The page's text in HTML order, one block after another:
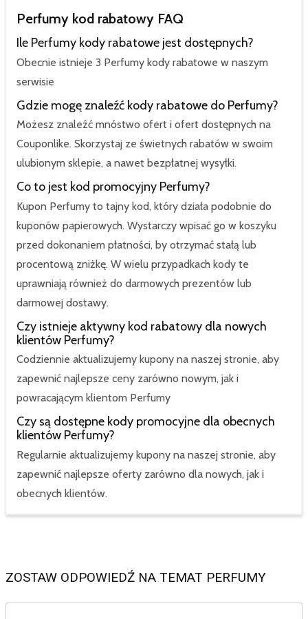
Perfumy kod rabatowy FAQ
Ile Perfumy kody rabatowe jest dostępnych?
Obecnie istnieje 3 Perfumy kody rabatowe w naszym
serwisie
Gdzie mogę znaleźć kody rabatowe do Perfumy?
Możesz znaleźć mnóstwo ofert i ofert dostępnych na
Couponlike. Skorzystaj ze świetnych rabatów w swoim
ulubionym sklepie, a nawet bezpłatnej wysyłki.
Co to jest kod promocyjny Perfumy?
Kupon Perfumy to tajny kod, który działa podobnie do
kuponów papierowych. Wystarczy wpisać go w koszyku
przed dokonaniem płatności, by otrzymać stałą lub
procentową zniżkę. W wielu przypadkach kody te
uprawniają również do darmowych prezentów lub
darmowej dostawy.
Czy istnieje aktywny kod rabatowy dla nowych
klientów Perfumy?
Codziennie aktualizujemy kupony na naszej stronie, aby
zapewnić najlepsze ceny zarówno nowym, jak i
powracającym klientom Perfumy
Czy są dostępne kody promocyjne dla obecnych
klientów Perfumy?
Regularnie aktualizujemy kupony na naszej stronie, aby
zapewnić najlepsze oferty zarówno dla nowych, jak i
obecnych klientów.
ZOSTAW ODPOWIEDŹ NA TEMAT PERFUMY